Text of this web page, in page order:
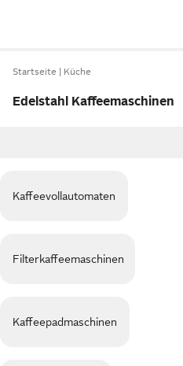
Startseite Küche
Edelstahl Kaffeemaschinen
Kaffeevollautomaten
Filterkaffeemaschinen
Kaffeepadmaschinen